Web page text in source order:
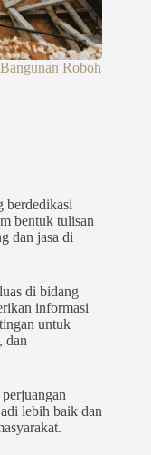
Roboh
berdedikasi
bentuk tulisan
dan jasa di
di bidang
informasi
untuk
dan
lebih baik dan